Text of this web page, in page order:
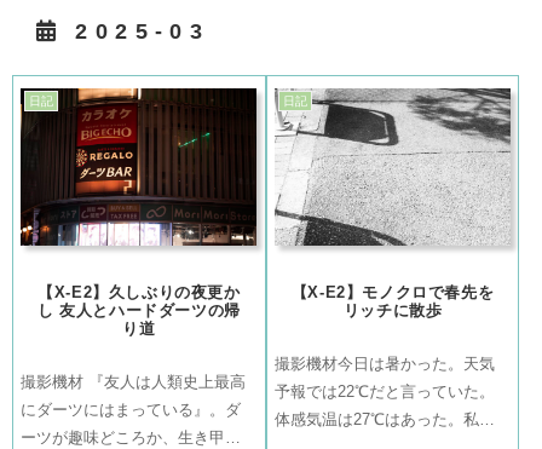
2025-03
日記
【X-E2】久しぶりの夜更か
し 友人とハードダーツの帰
り道
撮影機材 『友人は人類史上最高
にダーツにはまっている』。ダ
ーツが趣味どころか、生き甲斐
日記
【X-E2】モノクロで春先を
リッチに散歩
撮影機材今日は暑かった。天気
予報では22℃だと言っていた。
体感気温は27℃はあった。私の